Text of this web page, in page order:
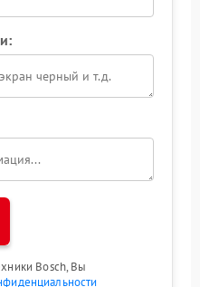
Bosch, Вы